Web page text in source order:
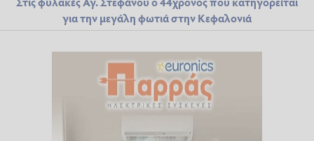
για την μεγάλη φωτιά στην Κεφαλονιά